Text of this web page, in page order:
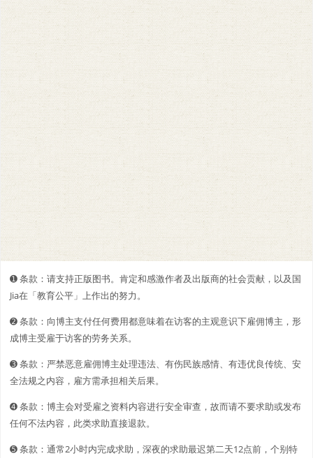
➊️ 条款：请支持正版图书。肯定和感激作者及出版商的社会贡献，以及国
Jia在「教育公平」上作出的努力。
➋️️ 条款：向博主支付任何费用都意味着在访客的主观意识下雇佣博主，形
成博主受雇于访客的劳务关系。
➌ 条款：严禁恶意雇佣博主处理违法、有伤民族感情、有违优良传统、安
全法规之内容，雇方需承担相关后果。
➍ 条款：博主会对受雇之资料内容进行安全审查，故而请不要求助或发布
任何不法内容，此类求助直接退款。
➎ 条款：通常2小时内完成求助，深夜的求助最迟第二天12点前，个别特